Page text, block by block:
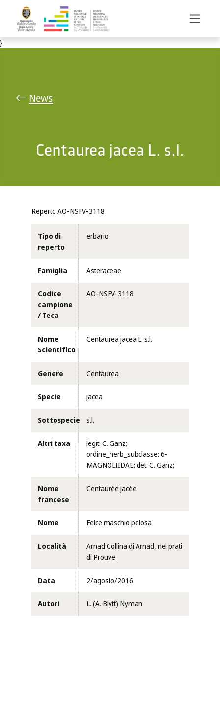
Salta al contenuto principale
}
News
Centaurea jacea L. s.l.
Reperto AO-NSFV-3118
Tipo di
reperto
erbario
Famiglia Asteraceae
Codice
campione
/ Teca
AO-NSFV-3118
Nome
Scientifico
Centaurea jacea L. s.l.
Genere Centaurea
Specie jacea
Sottospecie s.l.
Altri taxa
legit: C. Ganz;
ordine_herb_subclasse: 6-
MAGNOLIIDAE; det: C. Ganz;
Nome
francese
Centaurée jacée
Nome Felce maschio pelosa
Località
Arnad Collina di Arnad, nei prati
di Prouve
Data 2/agosto/2016
Autori L. (A. Blytt) Nyman